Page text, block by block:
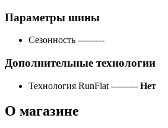
Параметры шины
Сезонность ---------
Дополнительные технологии
Технология RunFlat --------- Нет
О магазине